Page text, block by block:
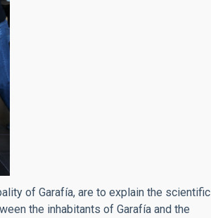
of Garafía, are to explain the scientific
the inhabitants of Garafía and the